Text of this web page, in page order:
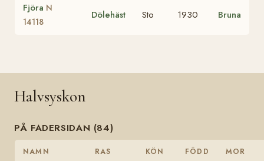
Fjöra N
14118
Dölehäst Sto 1930 Bruna
Halvsyskon
PÅ FADERSIDAN (84)
NAMN RAS KÖN FÖDD MOR